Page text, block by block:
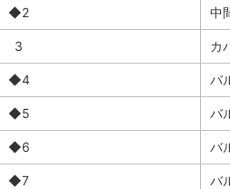
◆2 中
3 カ
◆4 バ
◆5 バ
◆6 バ
◆7 バ